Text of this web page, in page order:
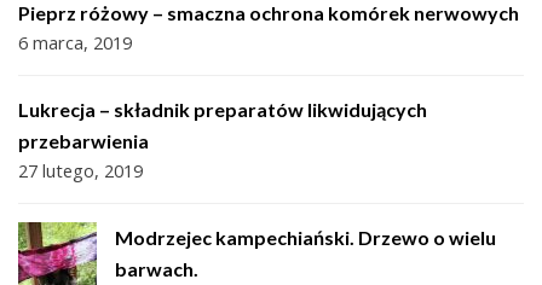
Pieprz różowy – smaczna ochrona komórek nerwowych
6 marca, 2019
Lukrecja – składnik preparatów likwidujących
przebarwienia
27 lutego, 2019
Modrzejec kampechiański. Drzewo o wielu
barwach.